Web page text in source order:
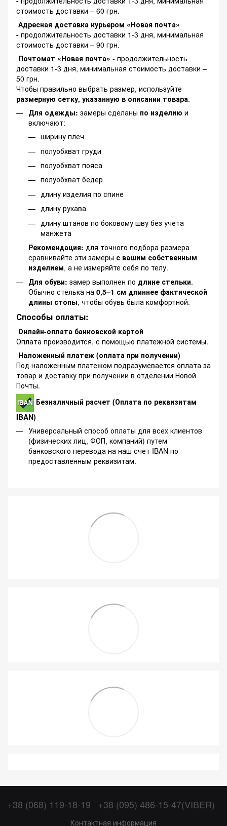
стоимость доставки – 60 грн.
Адресная доставка курьером «Новая почта»
- продолжительность доставки 1-3 дня, минимальная
стоимость доставки – 90 грн.
Почтомат «Новая почта» - продолжительность
доставки 1-3 дня, минимальная стоимость доставки –
50 грн.
Чтобы правильно выбрать размер, используйте
размерную сетку, указанную в описании товара.
Для одежды: замеры сделаны по изделию и
включают:
ширину плеч
полуобхват груди
полуобхват пояса
полуобхват бедер
длину изделия по спине
длину рукава
длину штанов по боковому шву без учета
манжета
Рекомендация: для точного подбора размера
сравнивайте эти замеры с вашим собственным
изделием, а не измеряйте себя по телу.
Для обуви: замер выполнен по длине стельки.
Обычно стелька на 0,5–1 см длиннее фактической
длины стопы, чтобы обувь была комфортной.
Способы оплаты:
Онлайн-оплата банковской картой
Оплата производится, с помощью платежной системы.
Наложенный платеж (оплата при получении)
Под наложенным платежом подразумевается оплата за
товар и доставку при получении в отделении Новой
Почты.
Безналичный расчет (Оплата по реквизитам
IBAN)
Универсальный способ оплаты для всех клиентов
(физических лиц, ФОП, компаний) путем
банковского перевода на наш счет IBAN по
предоставленным реквизитам.
+38 (068) 119-18-19 +38 (095) 486-15-47(VIBER)
Контактная информация